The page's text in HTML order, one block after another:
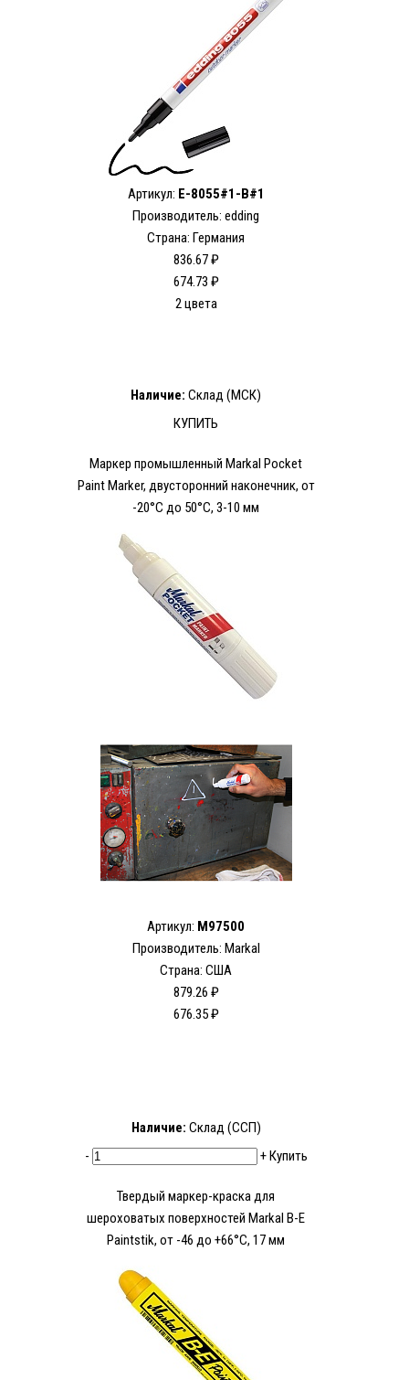
Артикул: E-8055#1-B#1
Производитель: edding
Страна: Германия
836.67 ₽
674.73 ₽
2 цвета
Наличие: Склад (МСК)
КУПИТЬ
Маркер промышленный Markal Pocket
Paint Marker, двусторонний наконечник, от
-20°C до 50°C, 3-10 мм
Артикул: M97500
Производитель: Markal
Страна: США
879.26 ₽
676.35 ₽
Наличие: Склад (ССП)
-
+Купить
Твердый маркер-краска для
шероховатых поверхностей Markal B-E
Paintstik, от -46 до +66°C, 17 мм